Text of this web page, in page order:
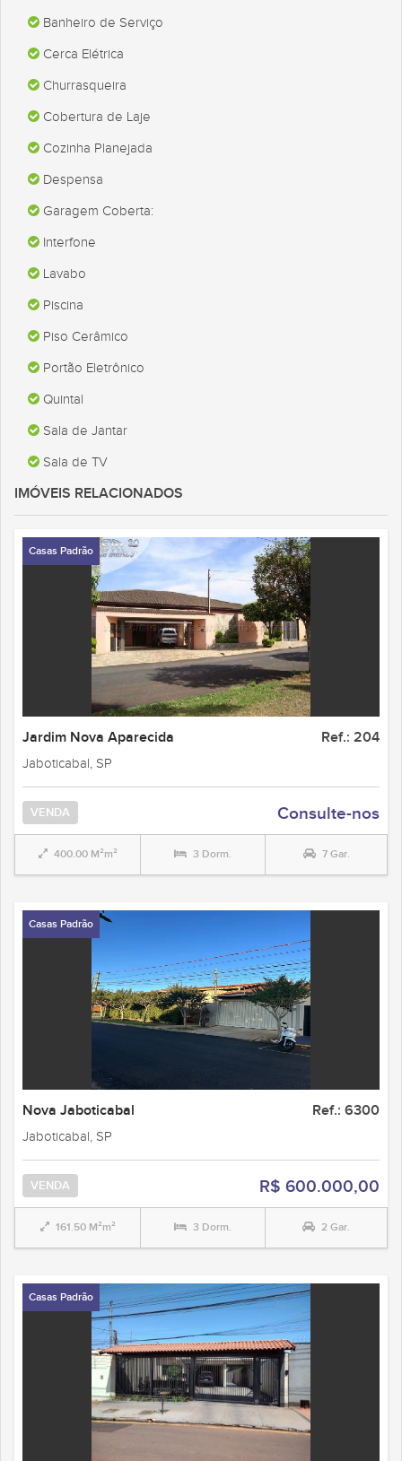
Banheiro de Serviço
Cerca Elétrica
Churrasqueira
Cobertura de Laje
Cozinha Planejada
Despensa
Garagem Coberta:
Interfone
Lavabo
Piscina
Piso Cerâmico
Portão Eletrônico
Quintal
Sala de Jantar
Sala de TV
IMÓVEIS RELACIONADOS
Casas Padrão
Jardim Nova Aparecida Ref.: 204
Jaboticabal, SP
VENDA Consulte-nos
400.00 M²m² 3 Dorm. 7 Gar.
Casas Padrão
Nova Jaboticabal Ref.: 6300
Jaboticabal, SP
VENDA R$ 600.000,00
161.50 M²m² 3 Dorm. 2 Gar.
Casas Padrão